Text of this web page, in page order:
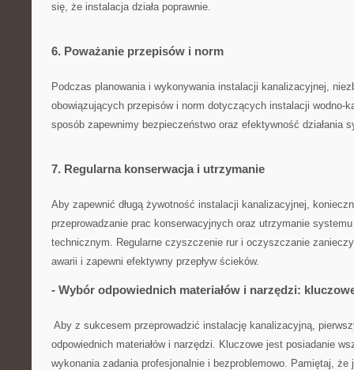
się, że instalacja działa poprawnie.
6.‌ Poważanie przepisów i norm
Podczas ‌planowania i wykonywania instalacji ⁤kanalizacyjnej,
obowiązujących ​przepisów i norm dotyczących instalacji wodno-
⁤sposób zapewnimy ⁣bezpieczeństwo​ oraz efektywność działania​
7. Regularna konserwacja i⁣ utrzymanie
Aby⁢ zapewnić długą żywotność instalacji kanalizacyjnej,
przeprowadzanie prac konserwacyjnych⁢ oraz utrzymanie
technicznym. ⁢Regularne czyszczenie rur i ⁤oczyszczanie
awarii‌ i zapewni⁤ efektywny ⁣przepływ ścieków.
-⁣ Wybór ⁣odpowiednich materiałów i narzędzi:
⁣Aby‍ z⁢ sukcesem przeprowadzić instalację ⁢kanalizacyjną,‍
⁢odpowiednich materiałów i narzędzi. Kluczowe ⁣jest ⁤posiadanie
wykonania zadania profesjonalnie i ⁢bezproblemowo. Pamiętaj,‌ że